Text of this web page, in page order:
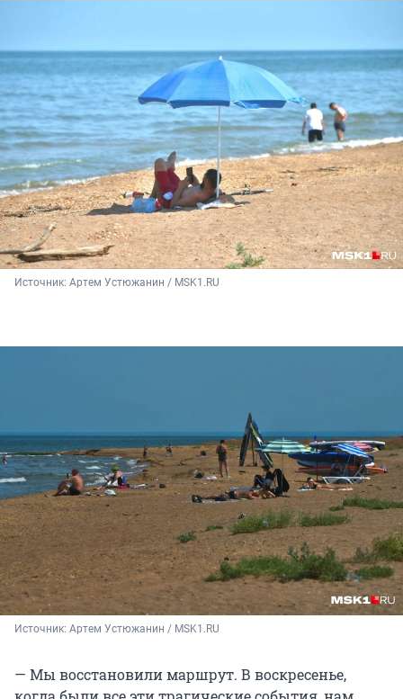
Источник: Артем Устюжанин / MSK1.RU
Источник: Артем Устюжанин / MSK1.RU
— Мы восстановили маршрут. В воскресенье,